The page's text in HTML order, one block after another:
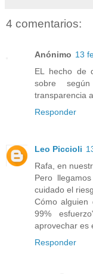
4 comentarios:
Anónimo 13
EL hecho de
sobre
transparencia
Responder
Leo Piccioli
Rafa, en
Pero
cuidado el
Cómo alguien
99%
aprovechar es
Responder